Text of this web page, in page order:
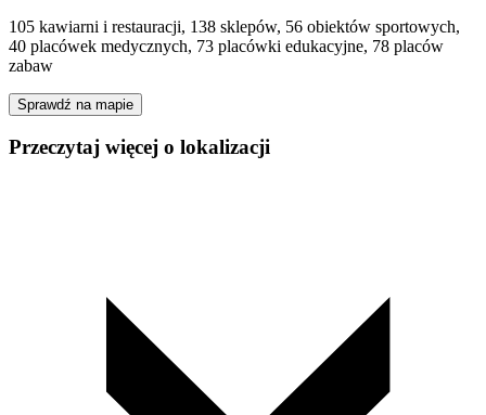
105 kawiarni i restauracji, 138 sklepów, 56 obiektów sportowych,
40 placówek medycznych, 73 placówki edukacyjne, 78 placów
zabaw
Sprawdź na mapie
Przeczytaj więcej o lokalizacji